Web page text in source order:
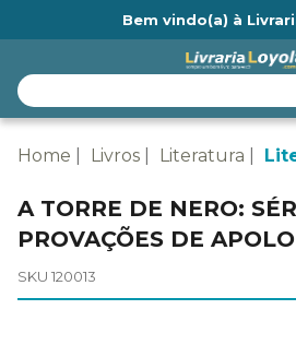
Bem vindo(a) à
Home Livros Literatura
A TORRE DE NERO:
PROVAÇÕES DE
SKU 120013